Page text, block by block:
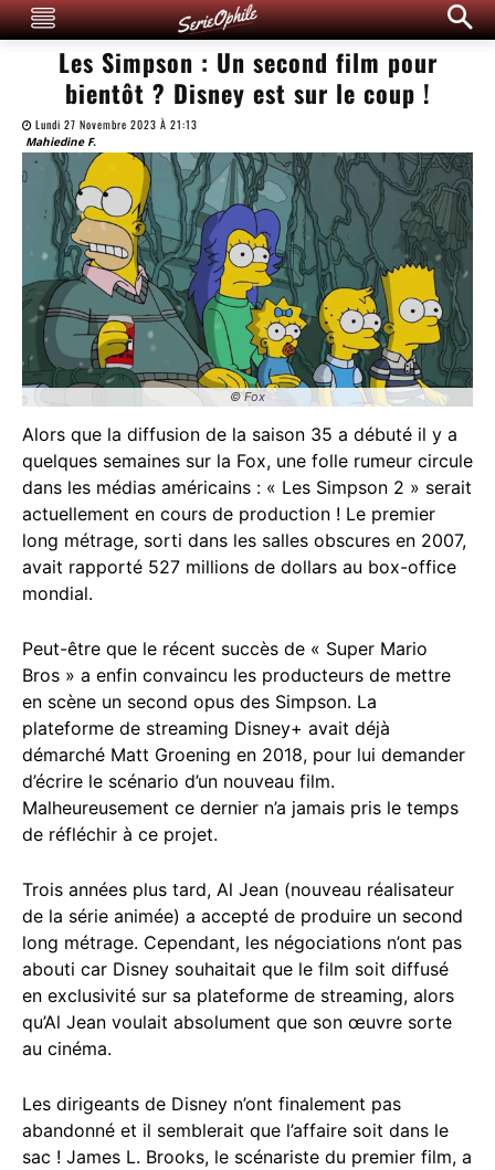
Les Simpson : Un second film pour
bientôt ? Disney est sur le coup !
Lundi 27 Novembre 2023 À 21:13
Mahiedine F.
© Fox
Alors que la diffusion de la saison 35 a débuté il y a
quelques semaines sur la Fox, une folle rumeur circule
dans les médias américains : « Les Simpson 2 » serait
actuellement en cours de production ! Le premier
long métrage, sorti dans les salles obscures en 2007,
avait rapporté 527 millions de dollars au box-office
mondial.
Peut-être que le récent succès de « Super Mario
Bros » a enfin convaincu les producteurs de mettre
en scène un second opus des Simpson. La
plateforme de streaming Disney+ avait déjà
démarché Matt Groening en 2018, pour lui demander
d’écrire le scénario d’un nouveau film.
Malheureusement ce dernier n’a jamais pris le temps
de réfléchir à ce projet.
Trois années plus tard, Al Jean (nouveau réalisateur
de la série animée) a accepté de produire un second
long métrage. Cependant, les négociations n’ont pas
abouti car Disney souhaitait que le film soit diffusé
en exclusivité sur sa plateforme de streaming, alors
qu’Al Jean voulait absolument que son œuvre sorte
au cinéma.
Les dirigeants de Disney n’ont finalement pas
abandonné et il semblerait que l’affaire soit dans le
sac ! James L. Brooks, le scénariste du premier film, a